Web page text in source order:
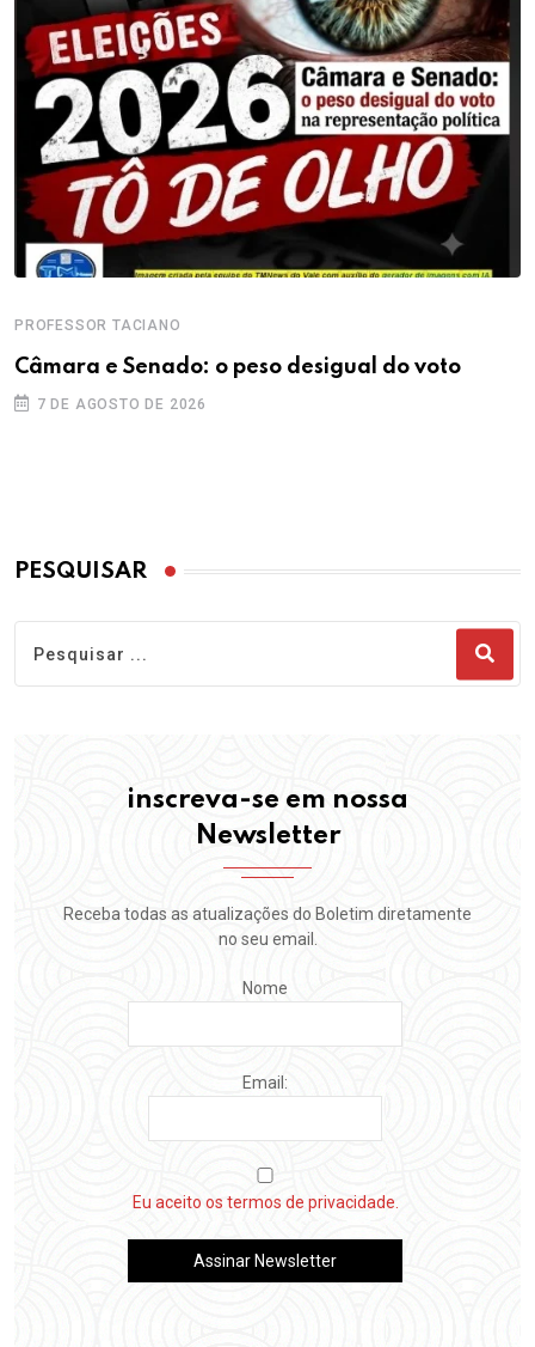
PROFESSOR TACIANO
Câmara e Senado: o peso desigual do voto
7 DE AGOSTO DE 2026
PESQUISAR
inscreva-se em nossa
Newsletter
Receba todas as atualizações do Boletim diretamente
no seu email.
Nome
Email:
Eu aceito os termos de privacidade.